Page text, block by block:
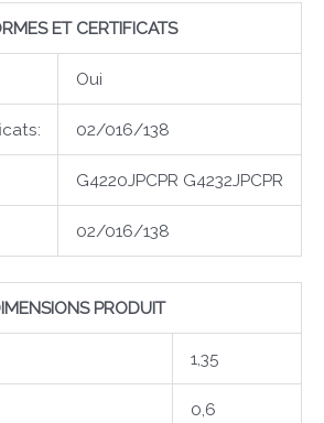
ET CERTIFICATS
Oui
02/016/138
G4220JPCPR G4232JPCPR
02/016/138
PRODUIT
1,35
0,6